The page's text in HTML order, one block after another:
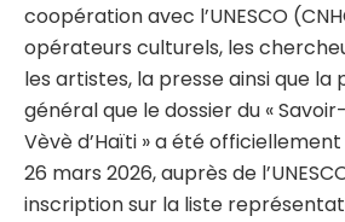
coopération avec l’UNESCO
opérateurs culturels, les
les artistes, la presse ainsi que la
général que le dossier du «
Vèvè d’Haïti » a été
26 mars 2026, auprès de
inscription sur la liste